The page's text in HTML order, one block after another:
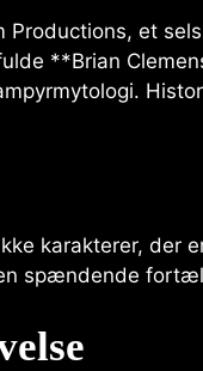
Productions, et
**Brian
karakterer, der
spændende